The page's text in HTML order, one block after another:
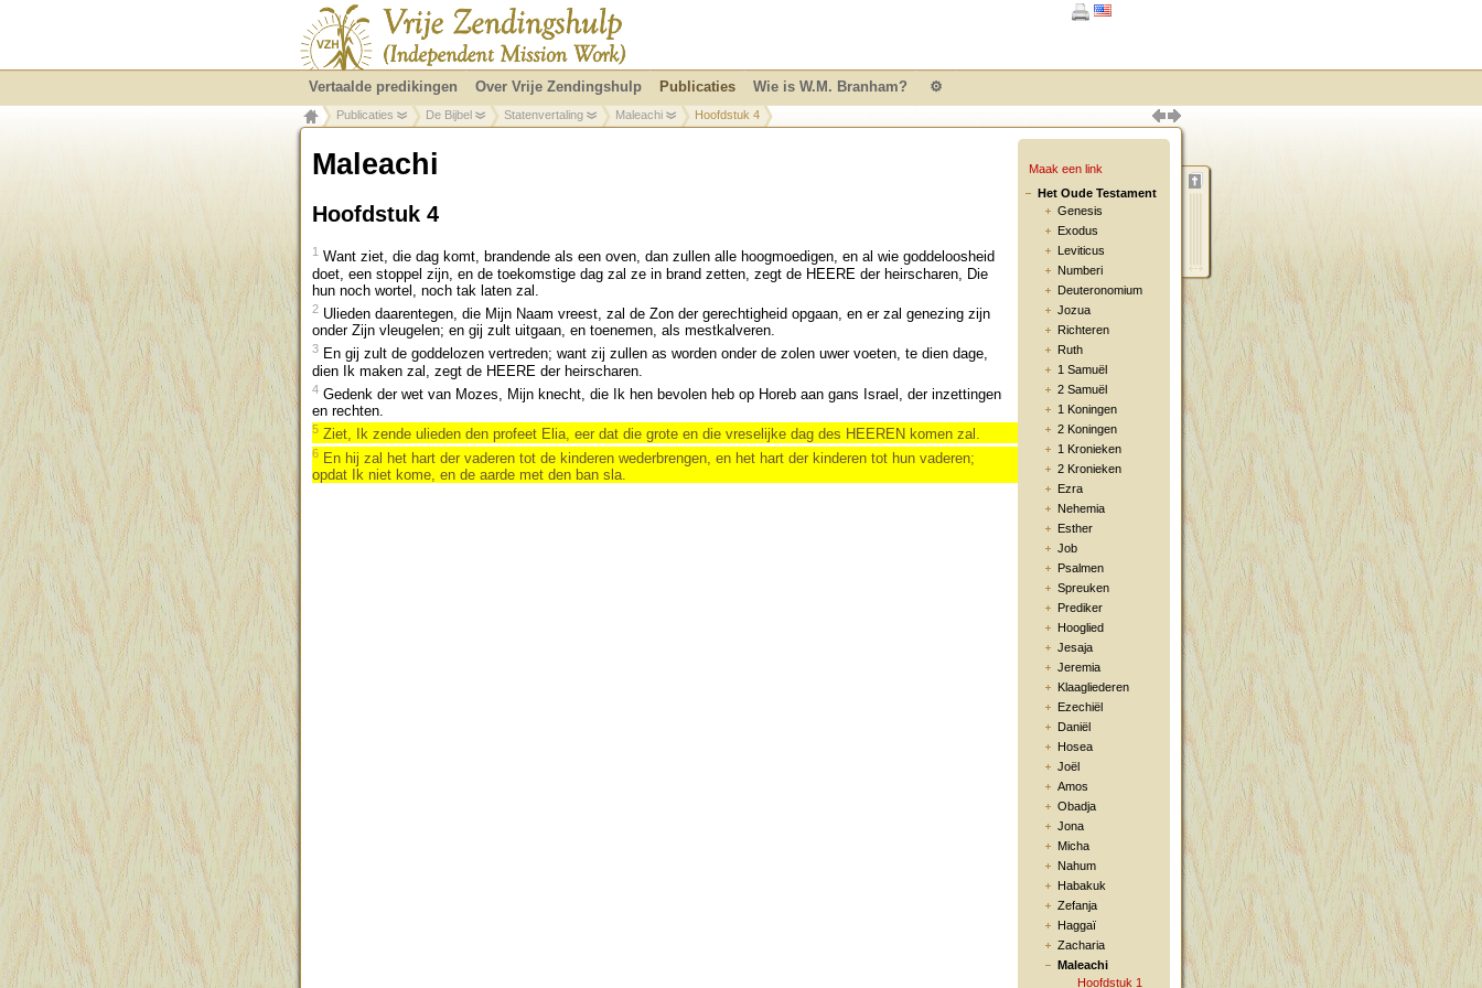
Maak een link
Het Oude Testament
Genesis
Exodus
Leviticus
Numberi
Deuteronomium
Jozua
Richteren
Ruth
1 Samuël
2 Samuël
1 Koningen
2 Koningen
1 Kronieken
2 Kronieken
Ezra
Nehemia
Esther
Job
Psalmen
Spreuken
Prediker
Hooglied
Jesaja
Jeremia
Klaagliederen
Ezechiël
Daniël
Hosea
Joël
Amos
Obadja
Jona
Micha
Nahum
Habakuk
Zefanja
Haggaï
Zacharia
Maleachi
Hoofdstuk 1
Maleachi
Hoofdstuk 4
1 Want ziet, die dag komt, brandende als een oven, dan zullen alle hoogmoedigen, en al wie goddeloosheid
doet, een stoppel zijn, en de toekomstige dag zal ze in brand zetten, zegt de HEERE der heirscharen, Die
hun noch wortel, noch tak laten zal.
2 Ulieden daarentegen, die Mijn Naam vreest, zal de Zon der gerechtigheid opgaan, en er zal genezing zijn
onder Zijn vleugelen; en gij zult uitgaan, en toenemen, als mestkalveren.
3 En gij zult de goddelozen vertreden; want zij zullen as worden onder de zolen uwer voeten, te dien dage,
dien Ik maken zal, zegt de HEERE der heirscharen.
4 Gedenk der wet van Mozes, Mijn knecht, die Ik hen bevolen heb op Horeb aan gans Israel, der inzettingen
en rechten.
5 Ziet, Ik zende ulieden den profeet Elia, eer dat die grote en die vreselijke dag des HEEREN komen zal.
6 En hij zal het hart der vaderen tot de kinderen wederbrengen, en het hart der kinderen tot hun vaderen;
opdat Ik niet kome, en de aarde met den ban sla.
Vertaalde predikingen Over Vrije Zendingshulp Publicaties Wie is W.M. Branham? ⚙
Publicaties De Bijbel Statenvertaling Maleachi Hoofdstuk 4